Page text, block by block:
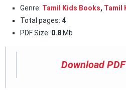
Genre: Tamil Kids Books, Tamil
Total pages: 4
PDF Size: 0.8 Mb
Download PDF